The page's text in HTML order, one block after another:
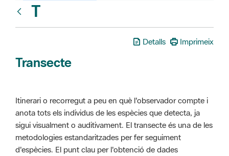
T
Detalls Imprimeix
Transecte
Itinerari o recorregut a peu en què l'observador compte i
anota tots els individus de les espècies que detecta, ja
sigui visualment o auditivament. El transecte és una de les
metodologies estandaritzades per fer seguiment
d'espècies. El punt clau per l'obtenció de dades